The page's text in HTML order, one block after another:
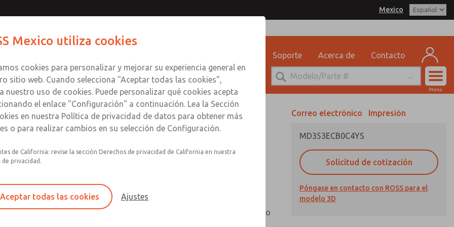
Mexico
Soporte Acerca de Contacto
Menú
Filtro y regulador integrados en un único conjunto,
lubricador con indicador visual.
Recipiente de plástico de policarbonato con protector de
acero contra roturas, recipiente de aluminio con mirilla
transparente o recipiente lubricador de aluminio extendido
Correo electrónico Impresión
MD353ECB0C4YS
Solicitud de cotización
Póngase en contacto con ROSS para el
modelo 3D
Enviar esta página por correo electrónico
Servicio Tecnico
1-888-TEK-ROSS
Mexico utiliza cookies
cookies para personalizar y mejorar su experiencia general en
sitio web. Cuando selecciona "Aceptar todas las cookies",
nuestro uso de cookies. Puede personalizar qué cookies acepta
el enlace "Configuración" a continuación. Lea la Sección
en nuestra Política de privacidad de datos para obtener más
o para realizar cambios en su selección de Configuración.
de California: revise la sección Derechos de privacidad de California en nuestra
de privacidad.
Aceptar todas las cookies Ajustes